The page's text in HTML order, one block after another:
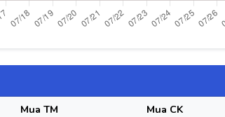
Mua TM Mua CK